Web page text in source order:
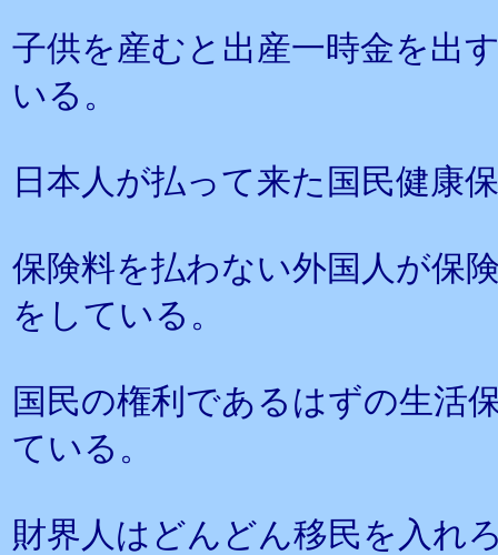
子供を産むと出産一時金を出
いる。
日本人が払って来た国民健康
保険料を払わない外国人が保
をしている。
国民の権利であるはずの生活
ている。
財界人はどんどん移民を入れ